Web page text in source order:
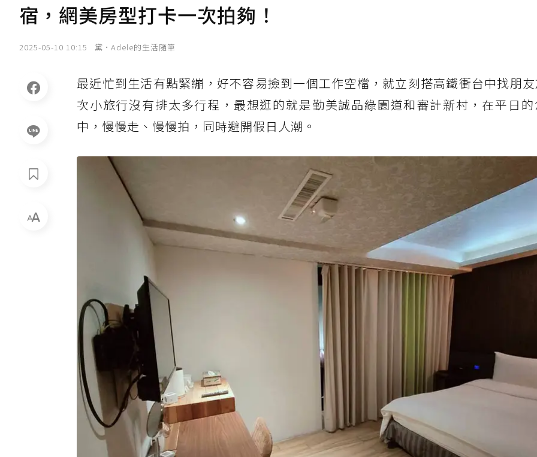
宿，網美房型打卡一次拍夠！
2025-05-10 10:15 黛•Adele的生活隨筆
最近忙到生活有點緊繃，好不容易撿到一個工作空檔，就立刻搭高鐵衝台中找朋
次小旅行沒有排太多行程，最想逛的就是勤美誠品綠園道和審計新村，在平日
中，慢慢走、慢慢拍，同時避開假日人潮。